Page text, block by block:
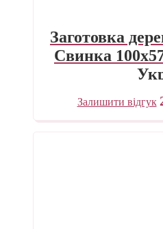
Заготовка
Свинка
Залишити відгук